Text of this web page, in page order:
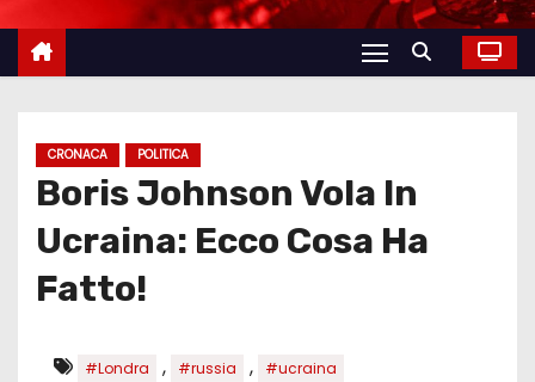
CRONACA POLITICA
Boris Johnson Vola In
Ucraina: Ecco Cosa Ha
Fatto!
#Londra , #russia , #ucraina